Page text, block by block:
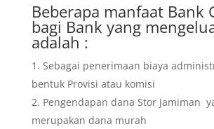
Beberapa manfaat Bank
bagi Bank yang
adalah :
Sebagai penerimaan biaya
bentuk Provisi atau komisi
Pengendapan dana Stor Jamiman
merupakan dana murah